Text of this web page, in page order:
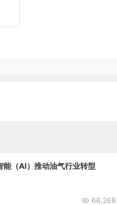
能（AI）推动油气行业转型
66,268